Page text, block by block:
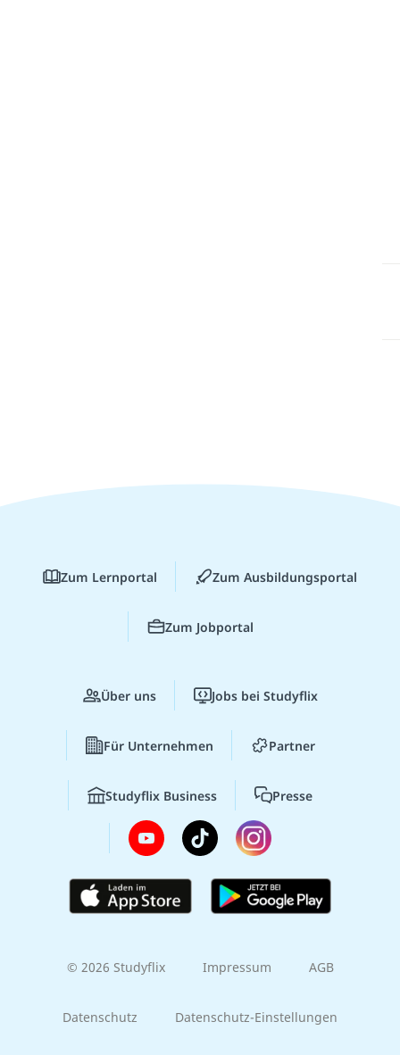
Zum Lernportal Zum Ausbildungsportal
Zum Jobportal
Über uns Jobs bei Studyflix
Für Unternehmen Partner
Studyflix Business Presse
© 2026 Studyflix Impressum AGB
Datenschutz Datenschutz-Einstellungen